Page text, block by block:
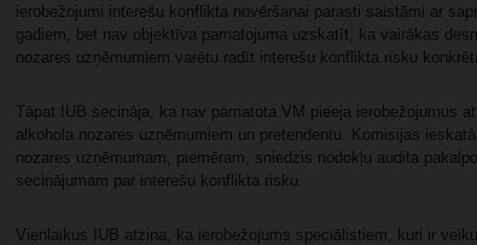
ierobežojumi interešu konflikta novēršanai parasti saistāmi ar
gadiem, bet nav objektīva pamatojuma uzskatīt, ka vairākas
nozares uzņēmumiem varētu radīt interešu konflikta risku
Tāpat IUB secināja, ka nav pamatota VM pieeja ierobežojumus
alkohola nozares uzņēmumiem un pretendentu. Komisijas
nozares uzņēmumam, piemēram, sniedzis nodokļu audita
secinājumam par interešu konflikta risku.
Vienlaikus IUB atzina, ka ierobežojums speciālistiem, kuri ir